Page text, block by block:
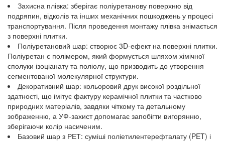
Захисна плівка: зберігає поліуретанову поверхню від
подряпин, відколів та інших механічних пошкоджень у процесі
транспортування. Після проведення монтажу плівка знімається
з поверхні плитки.
Поліуретановий шар: створює 3D-ефект на поверхні плитки.
Поліуретан є полімером, який формується шляхом хімічної
сполуки ізоціанату та поліолу, що призводить до утворення
сегментованої молекулярної структури.
Декоративний шар: кольоровий друк високої роздільної
здатності, що імітує фактуру керамічної плитки та частково
природних матеріалів, завдяки чіткому та детальному
зображенню, а УФ-захист допомагає запобігти вигорянню,
зберігаючи колір насиченим.
Базовий шар з РЕТ: суміші поліетилентерефталату (PET) і